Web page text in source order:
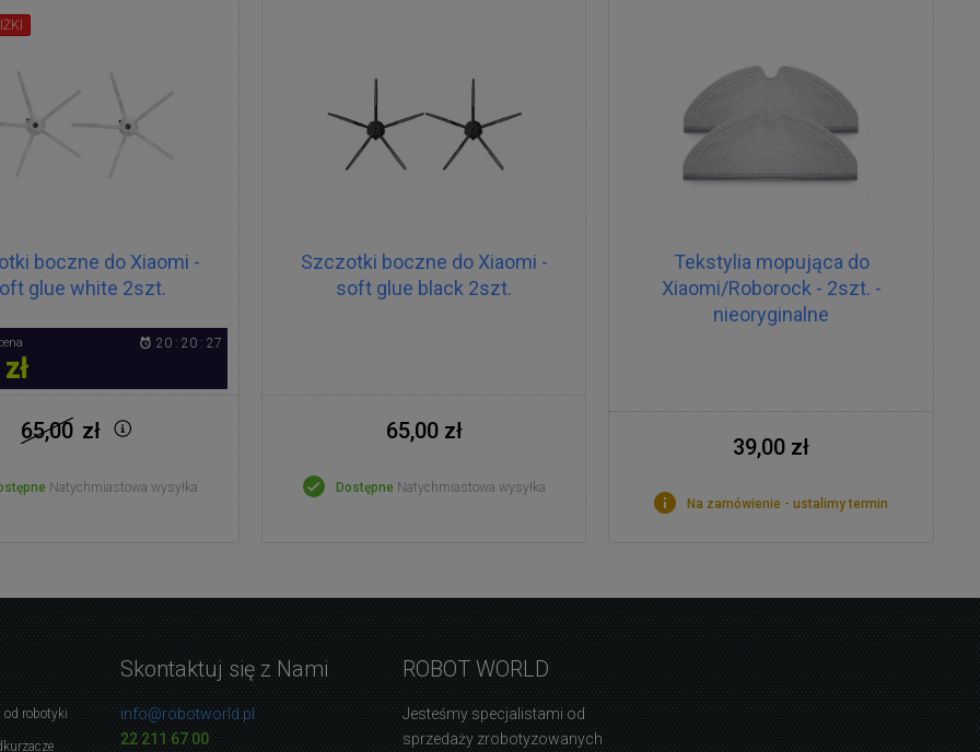
boczne do Xiaomi -
glue white 2szt.
20 : 20 : 27
65,00 zł
Natychmiastowa wysyłka
Szczotki boczne do Xiaomi -
soft glue black 2szt.
65,00 zł
Dostępne Natychmiastowa wysyłka
Tekstylia mopująca do
Xiaomi/Roborock - 2szt. -
nieoryginalne
39,00 zł
Na zamówienie - ustalimy termin
robotyki
Skontaktuj się z Nami
info@robotworld.pl
22 211 67 00
ROBOT WORLD
Jesteśmy specjalistami od
sprzedaży zrobotyzowanych